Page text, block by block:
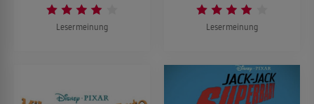
Lesermeinung Lesermeinung